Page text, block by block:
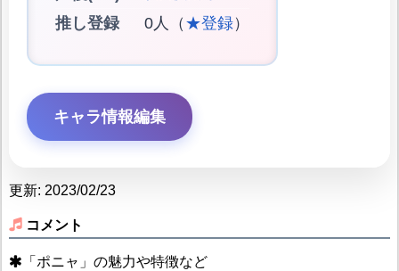
推し登録 0人（ ★登録）
キャラ情報編集
更新: 2023/02/23
コメント
「ポニャ」の魅力や特徴など